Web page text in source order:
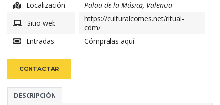
Localización
Palau de la Música, Valencia
Sitio web
https://culturalcomes.net/ritual-
cdm/
Entradas
Cómpralas aquí
CONTACTAR
DESCRIPCIÓN